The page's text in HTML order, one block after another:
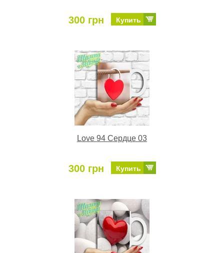
300 грн Купить
Love 94 Сердце 03
300 грн Купить